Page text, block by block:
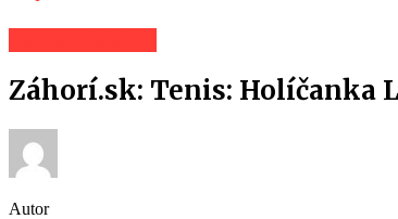
Záhorí.sk: Tenis: Holíčanka
Autor